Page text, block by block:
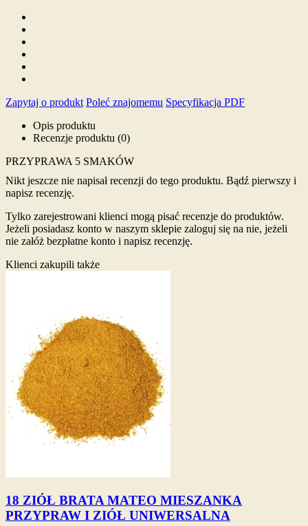
Zapytaj o produkt Poleć znajomemu Specyfikacja PDF
Opis produktu
Recenzje produktu (0)
PRZYPRAWA 5 SMAKÓW
Nikt jeszcze nie napisał recenzji do tego produktu. Bądź pierwszy i
napisz recenzję.
Tylko zarejestrowani klienci mogą pisać recenzje do produktów.
Jeżeli posiadasz konto w naszym sklepie zaloguj się na nie, jeżeli
nie załóż bezpłatne konto i napisz recenzję.
Klienci zakupili także
18 ZIÓŁ BRATA MATEO MIESZANKA
PRZYPRAW I ZIÓŁ UNIWERSALNA